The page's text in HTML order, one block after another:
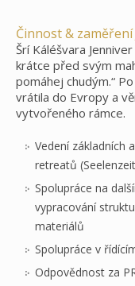
Činnost &
Šrí Káléšvara
krátce před svým
pomáhej chudým.“
vrátila do Evropy a
vytvořeného rámce.
Vedení základních
retreatů
Spolupráce na
vypracování
materiálů
Spolupráce v
Odpovědnost za